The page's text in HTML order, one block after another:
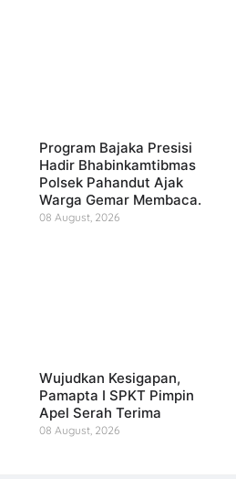
Program Bajaka Presisi
Hadir Bhabinkamtibmas
Polsek Pahandut Ajak
Warga Gemar Membaca.
08 August, 2026
Wujudkan Kesigapan,
Pamapta I SPKT Pimpin
Apel Serah Terima
08 August, 2026